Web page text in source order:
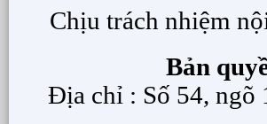
Chịu trách nhiệm
Bản
Địa chỉ : Số 54, ngõ